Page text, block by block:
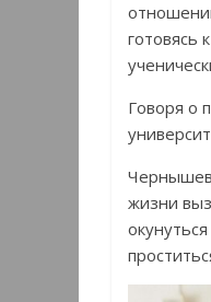
готовясь
Говоря о
жизни